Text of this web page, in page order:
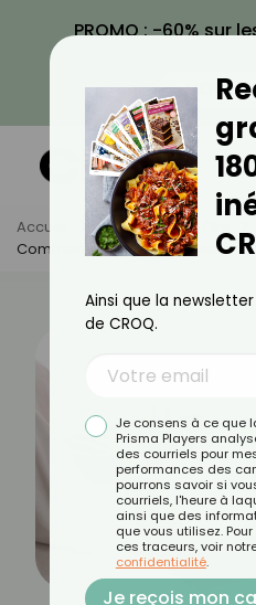
PROMO : -60% sur
VOIR
Accueil Actus
Bien-Être
Comment Choisir Sa Bouillotte ?
Ainsi que la
de CROQ.
Je consens à ce que
Prisma Players
des courriels pour
performances des
pourrons savoir si
courriels, l'heure à
ainsi que des
que vous utilisez.
ces traceurs, voir
confidentialité.
Je reçois mon